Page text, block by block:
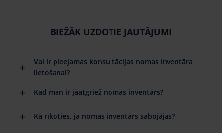
BIEŽĀK UZDOTIE JAUTĀJUMI
Vai ir pieejamas konsultācijas nomas inventāra
lietošanai?
Kad man ir jāatgriež nomas inventārs?
Kā rīkoties, ja nomas inventārs sabojājas?